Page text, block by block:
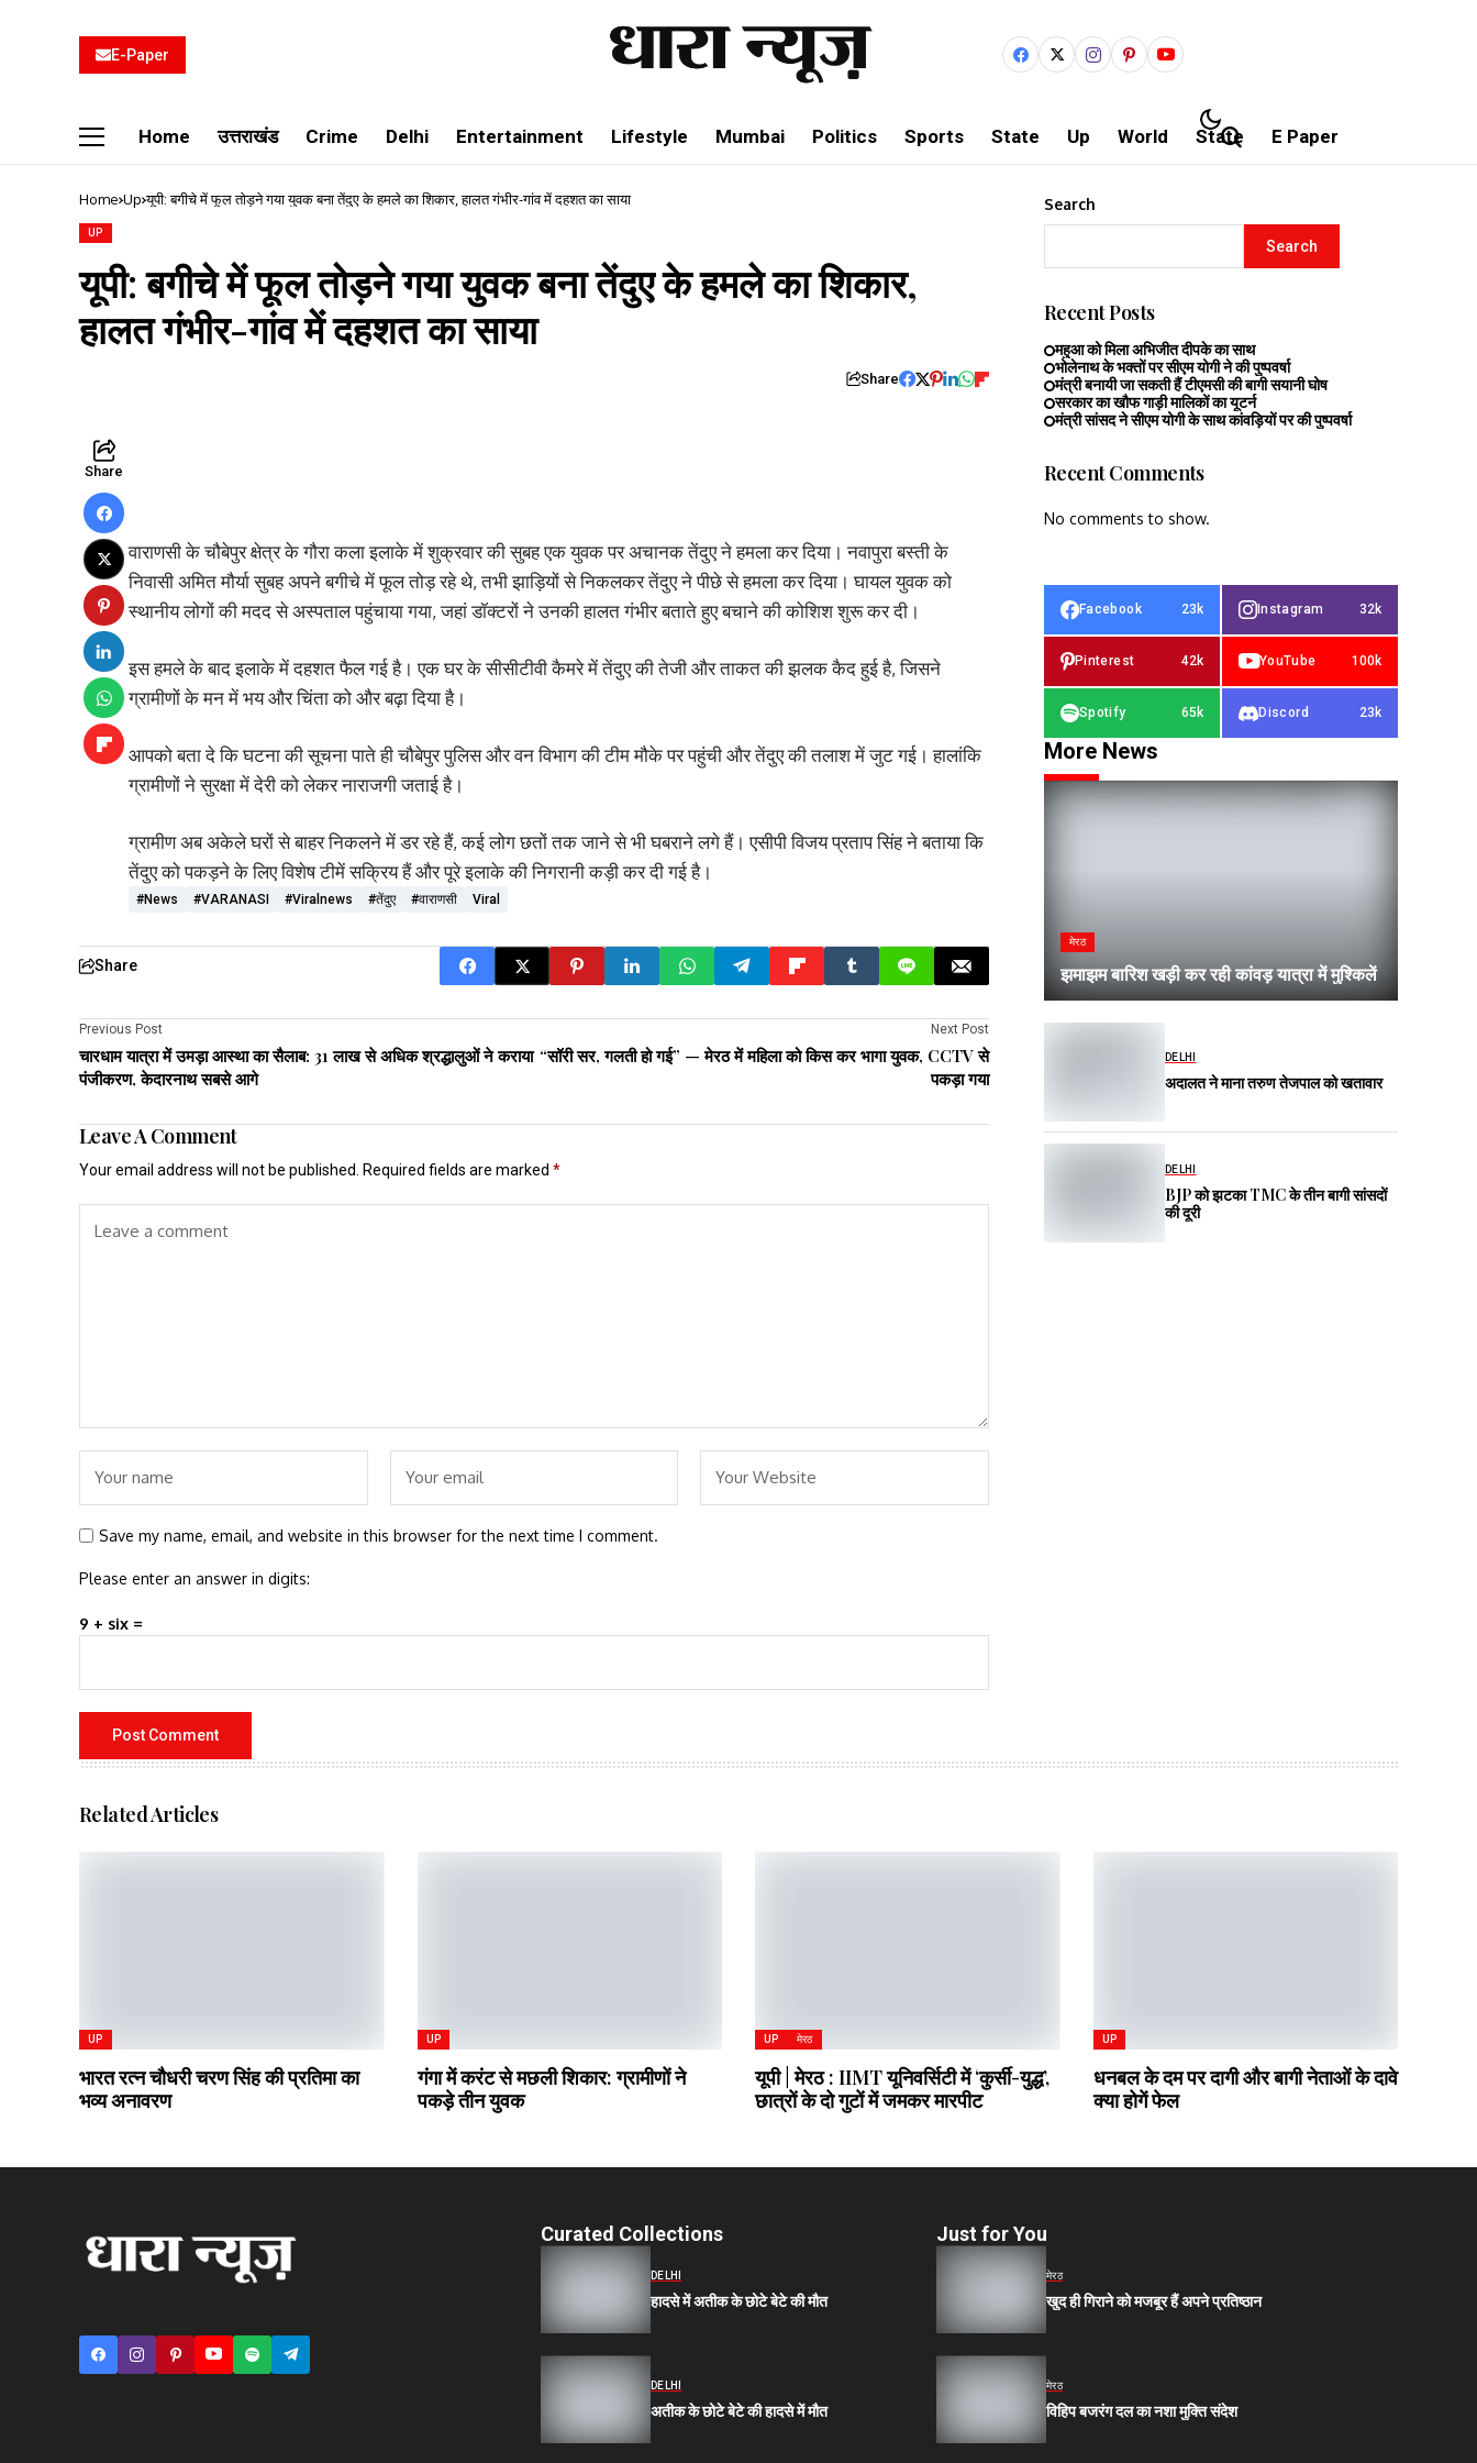
E-Paper
Home उत्तराखंड Crime Delhi Entertainment Lifestyle Mumbai Politics Sports State Up World State E Paper
Home Up यूपी: बगीचे में फूल तोड़ने गया युवक बना तेंदुए के हमले का शिकार, हालत गंभीर-गांव में दहशत का साया
UP
यूपी: बगीचे में फूल तोड़ने गया युवक बना तेंदुए के हमले का शिकार,
हालत गंभीर-गांव में दहशत का साया
Share
Share
वाराणसी के चौबेपुर क्षेत्र के गौरा कला इलाके में शुक्रवार की सुबह एक युवक पर अचानक तेंदुए ने हमला कर दिया। नवापुरा बस्ती के
निवासी अमित मौर्या सुबह अपने बगीचे में फूल तोड़ रहे थे, तभी झाड़ियों से निकलकर तेंदुए ने पीछे से हमला कर दिया। घायल युवक को
स्थानीय लोगों की मदद से अस्पताल पहुंचाया गया, जहां डॉक्टरों ने उनकी हालत गंभीर बताते हुए बचाने की कोशिश शुरू कर दी।
इस हमले के बाद इलाके में दहशत फैल गई है। एक घर के सीसीटीवी कैमरे में तेंदुए की तेजी और ताकत की झलक कैद हुई है, जिसने
ग्रामीणों के मन में भय और चिंता को और बढ़ा दिया है।
आपको बता दे कि घटना की सूचना पाते ही चौबेपुर पुलिस और वन विभाग की टीम मौके पर पहुंची और तेंदुए की तलाश में जुट गई। हालांकि
ग्रामीणों ने सुरक्षा में देरी को लेकर नाराजगी जताई है।
ग्रामीण अब अकेले घरों से बाहर निकलने में डर रहे हैं, कई लोग छतों तक जाने से भी घबराने लगे हैं। एसीपी विजय प्रताप सिंह ने बताया कि
तेंदुए को पकड़ने के लिए विशेष टीमें सक्रिय हैं और पूरे इलाके की निगरानी कड़ी कर दी गई है।
#news #VARANASI #viralnews #तेंदुए #वाराणसी Viral
Share
Previous Post
चारधाम यात्रा में उमड़ा आस्था का सैलाब: 31 लाख से अधिक श्रद्धालुओं ने कराया
पंजीकरण, केदारनाथ सबसे आगे
Next Post
“सॉरी सर, गलती हो गई” — मेरठ में महिला को किस कर भागा युवक, CCTV से
पकड़ा गया
Leave A Comment
Your email address will not be published. Required fields are marked *
Save my name, email, and website in this browser for the next time I comment.
Please enter an answer in digits:
9 + six =
Search
Search
Recent Posts
महुआ को मिला अभिजीत दीपके का साथ
भोलेनाथ के भक्तों पर सीएम योगी ने की पुष्पवर्षा
मंत्री बनायी जा सकती हैं टीएमसी की बागी सयानी घोष
सरकार का खौफ गाड़ी मालिकों का यूटर्न
मंत्री सांसद ने सीएम योगी के साथ कांवड़ियों पर की पुष्पवर्षा
Recent Comments
No comments to show.
Facebook 23k Instagram 32k
Pinterest 42k YouTube 100k
Spotify 65k Discord 23k
More News
मेरठ
झमाझम बारिश खड़ी कर रही कांवड़ यात्रा में मुश्किलें
DELHI
अदालत ने माना तरुण तेजपाल को खतावार
DELHI
BJP को झटका TMC के तीन बागी सांसदों
की दूरी
Related Articles
UP
भारत रत्न चौधरी चरण सिंह की प्रतिमा का
भव्य अनावरण
UP
गंगा में करंट से मछली शिकार: ग्रामीणों ने
पकड़े तीन युवक
UP मेरठ
यूपी | मेरठ : IIMT यूनिवर्सिटी में ‘कुर्सी-युद्ध’,
छात्रों के दो गुटों में जमकर मारपीट
UP
धनबल के दम पर दागी और बागी नेताओं के दावे
क्या होगें फेल
Curated Collections
DELHI
हादसे में अतीक के छोटे बेटे की मौत
DELHI
अतीक के छोटे बेटे की हादसे में मौत
Just for You
मेरठ
खुद ही गिराने को मजबूर हैं अपने प्रतिष्ठान
मेरठ
विहिप बजरंग दल का नशा मुक्ति संदेश